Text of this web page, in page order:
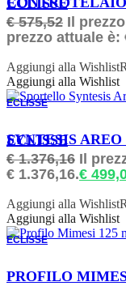
CONTROTELAIO SYNTESIS LINE 900×2400 – ECLISSE
€575,52 Il
prezzo attuale è:
Aggiungi alla Wishlist
Aggiungi alla Wishlist
ECLISSE
ORDINABILE
SYNTESIS AREO 800×2100 ANTA A LIBRO – ECLISSE
€1.376,16 Il
€ 1.376,16.€
Aggiungi alla Wishlist
Aggiungi alla Wishlist
ECLISSE
ORDINABILE
PROFILO